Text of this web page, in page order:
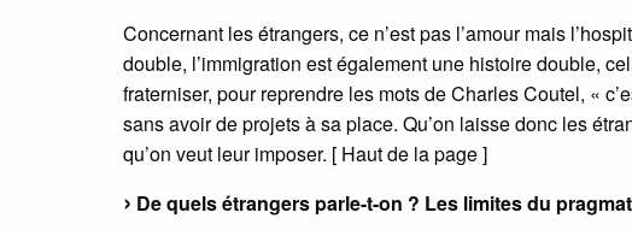
Concernant les étrangers, ce n’est pas l’amour mais
double, l’immigration est également une histoire double,
fraterniser, pour reprendre les mots de Charles Coutel, «
sans avoir de projets à sa place. Qu’on laisse donc les
qu’on veut leur imposer. [ Haut de la page ]
De quels étrangers parle-t-on ? Les limites du